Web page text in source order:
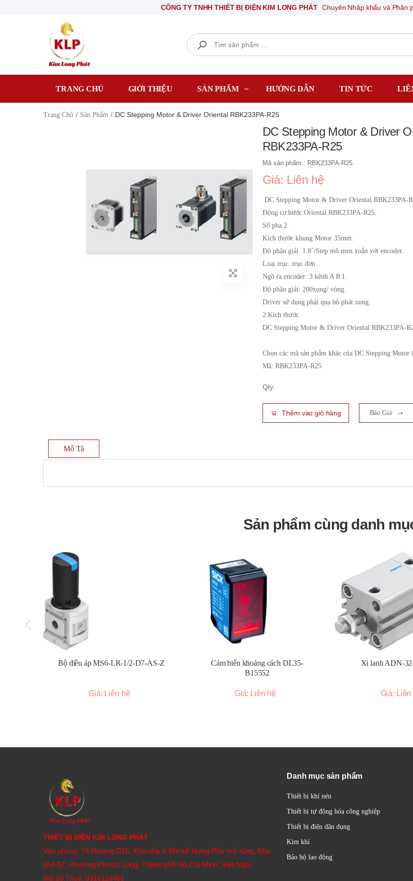
CÔNG TY TNHH THIẾT BỊ ĐIỆN KIM LONG PHÁT Chuyên Nhập khẩu và Phân phối
Search
TRANG CHỦ GIỚI THIỆU SẢN PHẨM HƯỚNG DẪN TIN TỨC
Trang Chủ Sản Phẩm DC Stepping Motor & Driver Oriental RBK233PA-R25
DC Stepping Motor & Driver
RBK233PA-R25
Mã sản phẩm : RBK233PA-R25
Giá: Liên hệ
DC Stepping Motor & Driver Oriental RBK233PA-
Động cơ bước Oriental RBK233PA-R25.
Số pha 2.
Kích thước khung Motor 35mm.
Độ phân giải 1.8˚/Step mô men xoắn với encoder.
Loại trục: trục đơn.
Ngõ ra encoder: 3 kênh A B I.
Độ phân giải: 200xung/ vòng.
Driver sử dụng phải qua bộ phát xung.
2.Kích thước
DC Stepping Motor & Driver Oriental RBK233PA-
Chọn các mã sản phẩm khác của DC Stepping
Mã: RBK233PA-R25
Qty:
Thêm vào giỏ hàng Báo Giá
Mô Tả
Sản phẩm cùng danh
Bộ điều áp MS6-LR-1/2-D7-AS-Z
Giá: Liên hệ
Cảm biến khoảng cách DL35-
B15552
Giá: Liên hệ
Xi lanh ADN-
Giá: Liên
THIẾT BỊ ĐIỆN KIM LONG PHÁT
Văn phòng: 74 Đường D15, Khu nhà ở liền kề Hưng Phú mở rộng, Khu
phố 57, Phường Phước Long, Thành phố Hồ Chí Minh, Việt Nam
Mã Số Thuế: 0316116466
Danh mục sản phẩm
Thiết bị khí nén
Thiết bị tự động hóa công nghiệp
Thiết bị điện dân dụng
Kim khí
Bảo hộ lao động